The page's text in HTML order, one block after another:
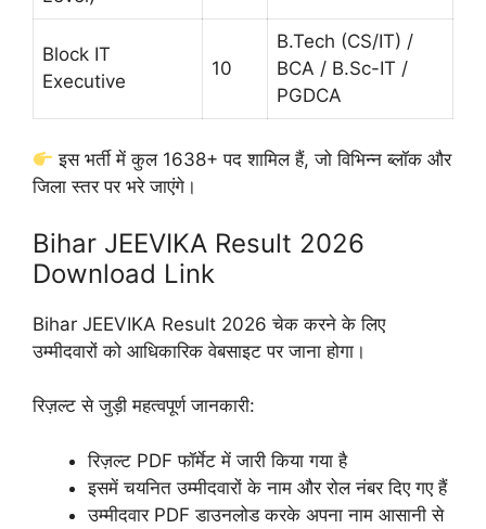
Block IT
Executive
10
B.Tech (CS/IT) /
BCA / B.Sc-IT /
PGDCA
इस भर्ती में कुल 1638+ पद शामिल हैं, जो विभिन्न ब्लॉक और
जिला स्तर पर भरे जाएंगे।
Bihar JEEVIKA Result 2026
Download Link
Bihar JEEVIKA Result 2026 चेक करने के लिए
उम्मीदवारों को आधिकारिक वेबसाइट पर जाना होगा।
रिज़ल्ट से जुड़ी महत्वपूर्ण जानकारी:
रिज़ल्ट PDF फॉर्मेट में जारी किया गया है
इसमें चयनित उम्मीदवारों के नाम और रोल नंबर दिए गए हैं
उम्मीदवार PDF डाउनलोड करके अपना नाम आसानी से